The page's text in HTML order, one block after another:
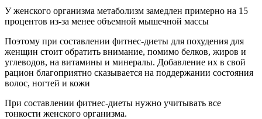
У женского организма метаболизм замедлен примерно на 15
процентов из-за менее объемной мышечной массы
Поэтому при составлении фитнес-диеты для похудения для
женщин стоит обратить внимание, помимо белков, жиров и
углеводов, на витамины и минералы. Добавление их в свой
рацион благоприятно сказывается на поддержании состояния
волос, ногтей и кожи
При составлении фитнес-диеты нужно учитывать все
тонкости женского организма.